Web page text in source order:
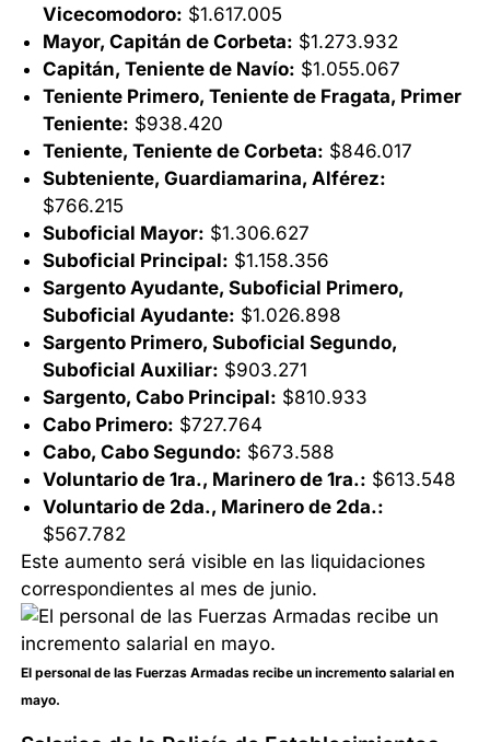
Vicecomodoro: $1.617.005
Mayor, Capitán de Corbeta: $1.273.932
Capitán, Teniente de Navío: $1.055.067
Teniente Primero, Teniente de Fragata, Primer
Teniente: $938.420
Teniente, Teniente de Corbeta: $846.017
Subteniente, Guardiamarina, Alférez:
$766.215
Suboficial Mayor: $1.306.627
Suboficial Principal: $1.158.356
Sargento Ayudante, Suboficial Primero,
Suboficial Ayudante: $1.026.898
Sargento Primero, Suboficial Segundo,
Suboficial Auxiliar: $903.271
Sargento, Cabo Principal: $810.933
Cabo Primero: $727.764
Cabo, Cabo Segundo: $673.588
Voluntario de 1ra., Marinero de 1ra.: $613.548
Voluntario de 2da., Marinero de 2da.:
$567.782
Este aumento será visible en las liquidaciones
correspondientes al mes de junio.
El personal de las Fuerzas Armadas recibe un incremento salarial en
mayo.